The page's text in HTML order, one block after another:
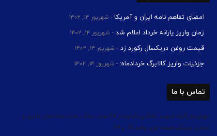
امضای تفاهم نامه ایران و آمریکا شهریور ۱۴, ۱۴۰۲
زمان واریز یارانه خرداد اعلام شد شهریور ۱۴, ۱۴۰۲
قیمت روغن دریکسال رکورد زد شهریور ۱۴, ۱۴۰۲
جزئیات واریز کالابرگ خردادماه: شهریور ۱۴, ۱۴۰۲
تماس با ما
تهران،بزرگراه شهید لشگری،کیلومتر 14،جنب بانک ملت،ساختمان اداری و
تجاری چیتگر،طبقه اول، واحد 13 و 14